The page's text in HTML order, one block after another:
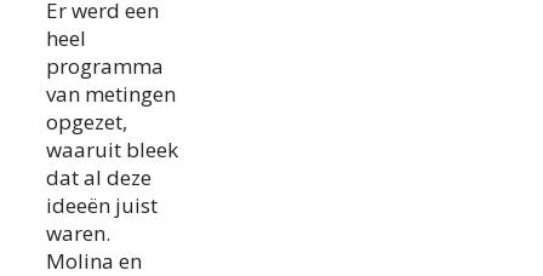
Er werd een
heel
programma
van metingen
opgezet,
waaruit bleek
dat al deze
ideeën juist
waren.
Molina en